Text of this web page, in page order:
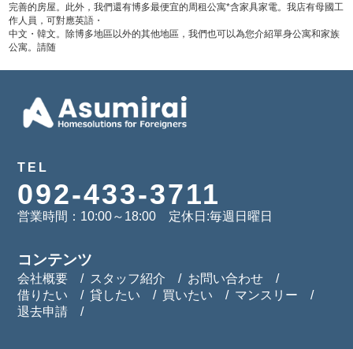
完善的房屋。此外，我們還有博多最便宜的周租公寓*含家具家電。我店有母國工
作人員，可對應英語・
中文・韓文。除博多地區以外的其他地區，我們也可以為您介紹單身公寓和家族
公寓。請随
TEL
092-433-3711
営業時間：10:00～18:00 定休日:毎週日曜日
コンテンツ
会社概要 スタッフ紹介
お問い合わせ
借りたい
貸したい 買いたい
マンスリー
退去申請